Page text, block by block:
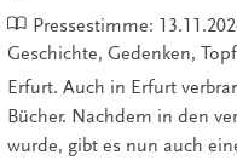
Pressestimme:
Geschichte, Gedenken,
Erfurt. Auch in Erfurt
Bücher. Nachdem in den
wurde, gibt es nun auch